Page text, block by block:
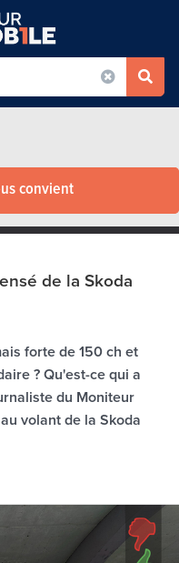
convient
de la Skoda
forte de 150 ch et
? Qu'est-ce qui a
du Moniteur
volant de la Skoda